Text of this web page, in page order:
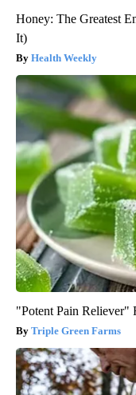
Honey: The Greatest
It)
Health Weekly
"Potent Pain Reliever"
Triple Green Farms